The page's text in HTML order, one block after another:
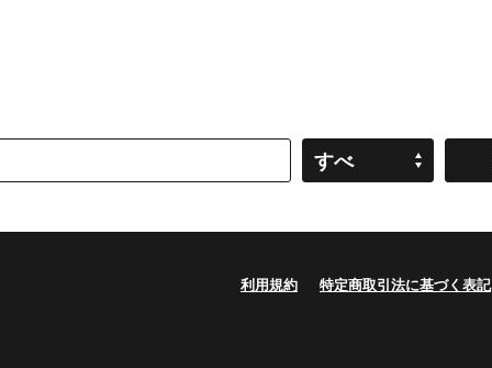
すべ
利用規約 特定商取引法に基づく表記